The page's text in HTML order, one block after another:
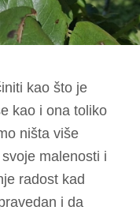
kao što je
kao i ona toliko
ništa više
malenosti i
radost kad
i da